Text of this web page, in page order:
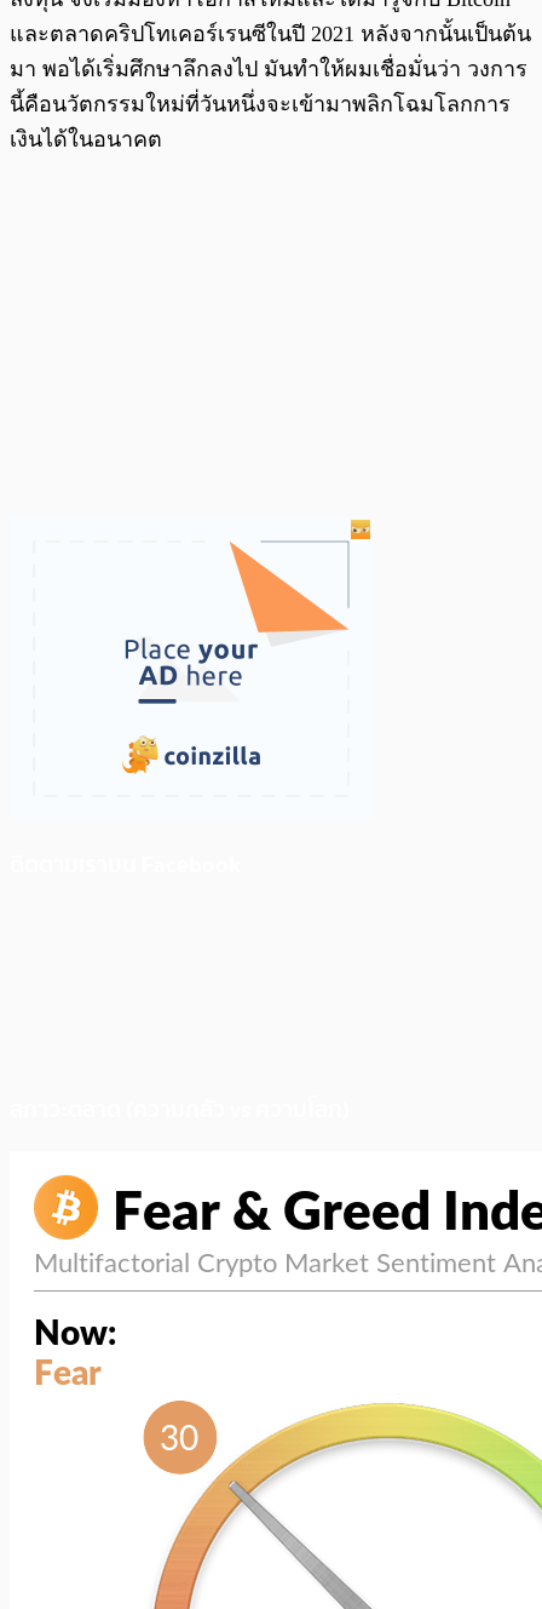
และตลาดคริปโทเคอร์เรนซีในปี 2021 หลังจากนั้นเป็นต้น
มา พอได้เริ่มศึกษาลึกลงไป มันทำให้ผมเชื่อมั่นว่า วงการ
นี้คือนวัตกรรมใหม่ที่วันหนึ่งจะเข้ามาพลิกโฉมโลกการ
เงินได้ในอนาคต